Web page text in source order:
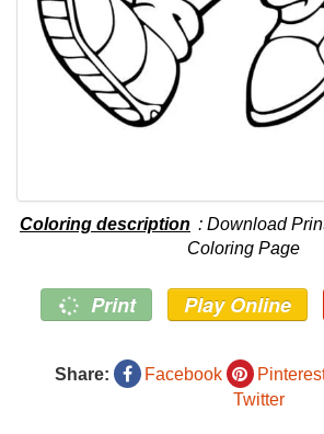
Coloring description : Download
Coloring Page
Print Play Online
Share: Facebook
Twitter